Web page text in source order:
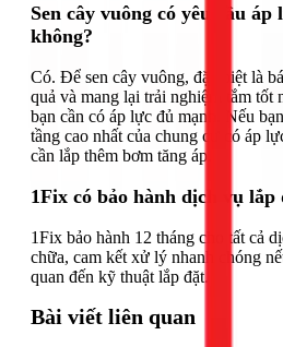
Sen cây vuông có yêu cầu
không?
Có. Để sen cây vuông, đặc biệt là
quả và mang lại trải nghiệm tắm tốt
bạn cần có áp lực đủ mạnh. Nếu
tầng cao nhất của chung cư có áp
cần lắp thêm bơm tăng áp.
1Fix có bảo hành dịch vụ lắp
1Fix bảo hành 12 tháng cho tất cả
chữa, cam kết xử lý nhanh chóng
quan đến kỹ thuật lắp đặt.
Bài viết liên quan